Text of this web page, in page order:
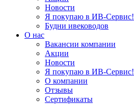
Новости
Я покупаю в ИВ-Сервис!
Будни ивеководов
О нас
Вакансии компании
Акции
Новости
Я покупаю в ИВ-Сервис!
О компании
Отзывы
Сертификаты